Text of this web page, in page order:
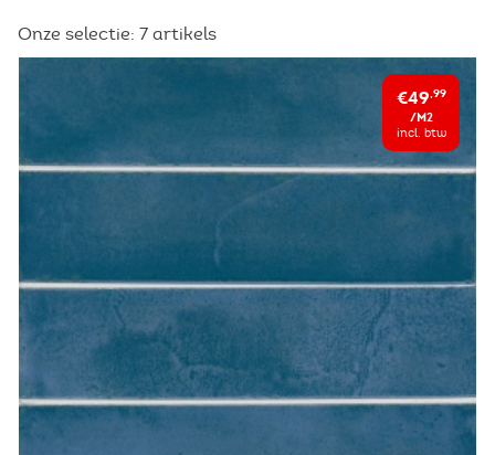
Onze selectie: 7 artikels
€49,99
/M2
incl. btw